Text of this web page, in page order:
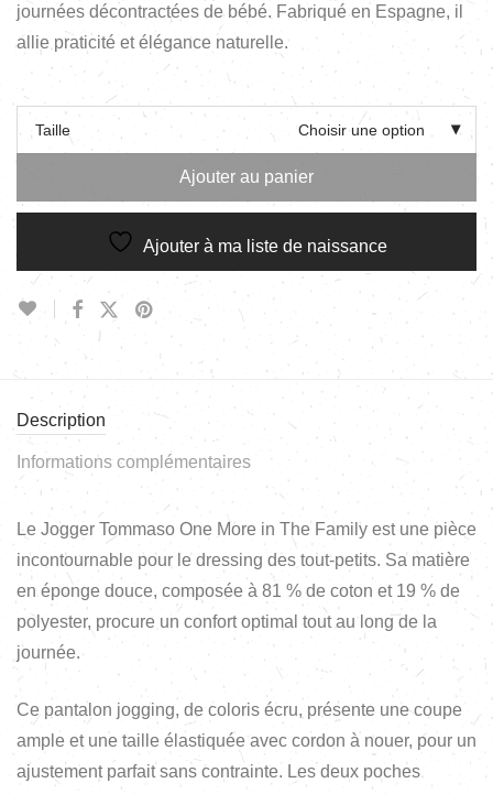
journées décontractées de bébé. Fabriqué en Espagne, il
allie praticité et élégance naturelle.
Taille Choisir une option
Ajouter au panier
Ajouter à ma liste de naissance
Description
Informations complémentaires
Le Jogger Tommaso One More in The Family est une pièce
incontournable pour le dressing des tout-petits. Sa matière
en éponge douce, composée à 81 % de coton et 19 % de
polyester, procure un confort optimal tout au long de la
journée.
Ce pantalon jogging, de coloris écru, présente une coupe
ample et une taille élastiquée avec cordon à nouer, pour un
ajustement parfait sans contrainte. Les deux poches